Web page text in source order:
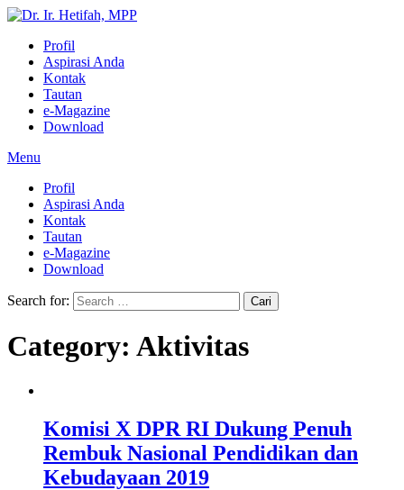
Profil
Aspirasi Anda
Kontak
Tautan
e-Magazine
Download
Menu
Profil
Aspirasi Anda
Kontak
Tautan
e-Magazine
Download
Search for:
Category: Aktivitas
Komisi X DPR RI Dukung Penuh
Rembuk Nasional Pendidikan dan
Kebudayaan 2019